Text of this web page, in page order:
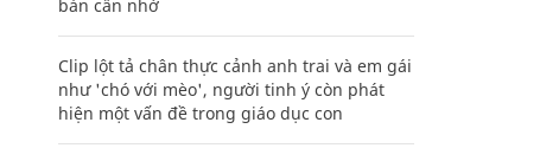
bản cần nhớ
Clip lột tả chân thực cảnh anh trai và em gái
như 'chó với mèo', người tinh ý còn phát
hiện một vấn đề trong giáo dục con